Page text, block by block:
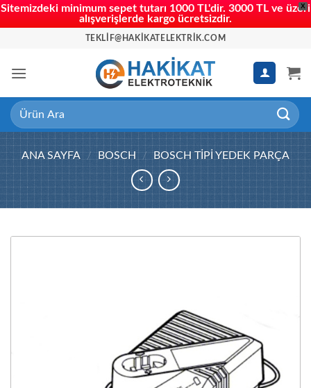
X
Sitemizdeki minimum sepet tutarı 1000 TL'dir. 3000 TL ve üzeri
alışverişlerde kargo ücretsizdir.
TEKLIF@HAKIKATELEKTRIK.COM
Ara:
ANA SAYFA / BOSCH / BOSCH TIPI YEDEK PARÇA